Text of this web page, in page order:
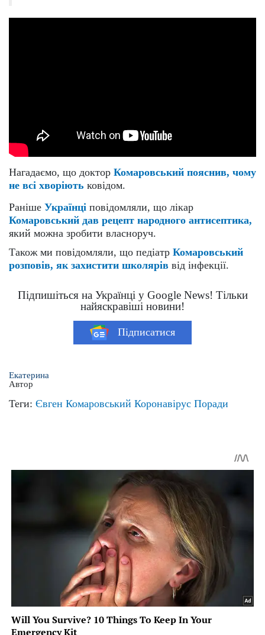
Нагадаємо, що доктор Комаровський пояснив, чому
не всі хворіють ковідом.
Раніше Українці повідомляли, що лікар
Комаровський дав рецепт народного антисептика,
який можна зробити власноруч.
Також ми повідомляли, що педіатр Комаровський
розповів, як захистити школярів від інфекції.
Підпишіться на Українці у Google News! Тільки
найяскравіші новини!
Підписатися
Екатерина
Автор
Теги: Євген Комаровський Коронавірус Поради